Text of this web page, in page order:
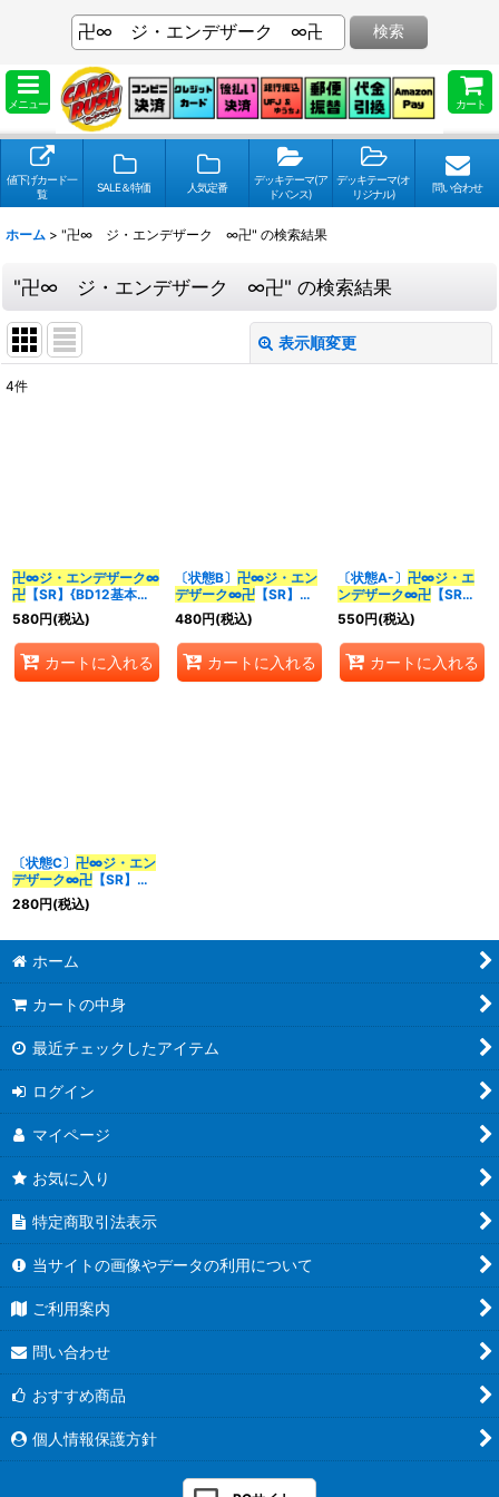
メニュー カート
検索
値下げカード一
覧
SALE＆特価 人気定番
デッキテーマ(ア
ドバンス)
デッキテーマ(オ
リジナル)
問い合わせ
ホーム > "卍∞ ジ・エンデザーク ∞卍" の検索結果
"卍∞ ジ・エンデザーク ∞卍" の検索結果
表示順変更
検索キーワードをお願い致します
カテゴリ
特集:
4件
卍∞ジ・エンデザーク∞
卍 【SR】{BD12基本
Z1/16}《闇》
580円(税込)
カートに入れる
〔状態B〕 卍∞ジ・エン
デザーク∞卍【SR】
{BD12基本Z1/16}《闇》
480円(税込)
カートに入れる
〔状態A-〕 卍∞ジ・エ
ンデザーク∞卍【SR】
{BD12基本Z1/16}《闇》
550円(税込)
カートに入れる
〔状態C〕 卍∞ジ・エン
デザーク∞卍 【SR】
{BD12基本Z1/16}《闇》
280円(税込)
ホーム
カートの中身
最近チェックしたアイテム
ログイン
マイページ
お気に入り
特定商取引法表示
当サイトの画像やデータの利用について
ご利用案内
問い合わせ
おすすめ商品
個人情報保護方針